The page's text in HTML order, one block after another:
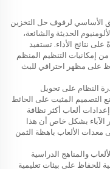
الأساسي لرفوف حل التخزين
الحديثة والشائعة،
نتائج الأداء. تستفيد
إمكانيات التنظيم المنظم
على مظهر احترافي للبث
النظام على تحويل
التصميم المثبت على الحائط
ألعاب أكثر نظافة
الآباء بشكل خاص أن هذا
الألعاب باهظة الثمن
والمناهج الدراسية
للحفاظ على بيئات تعليمية